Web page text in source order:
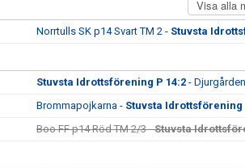
Norrtulls SK p14 Svart TM 2 - Stuvsta
Stuvsta Idrottsförening P 14:2 -
Brommapojkarna - Stuvsta Idrottsförening
Boo FF p14 Röd TM 2/3 -Stuvsta